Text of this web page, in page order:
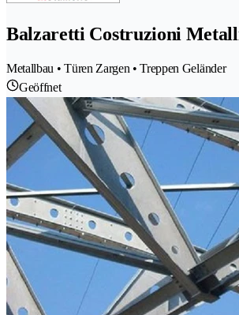
Balzaretti Costruzioni
Metallbau • Türen Zargen • Treppen Geländer
Geöffnet